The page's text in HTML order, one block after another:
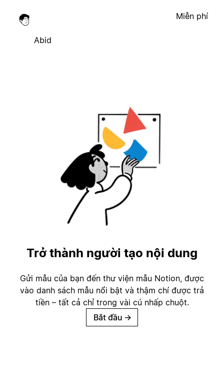
Abid
Miễn phí
Trở thành người tạo nội dung
Gửi mẫu của bạn đến thư viện mẫu Notion, được
vào danh sách mẫu nổi bật và thậm chí được trả
tiền – tất cả chỉ trong vài cú nhấp chuột.
Bắt đầu →